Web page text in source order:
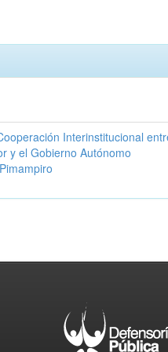
Interinstitucional
y el Gobierno Autónomo